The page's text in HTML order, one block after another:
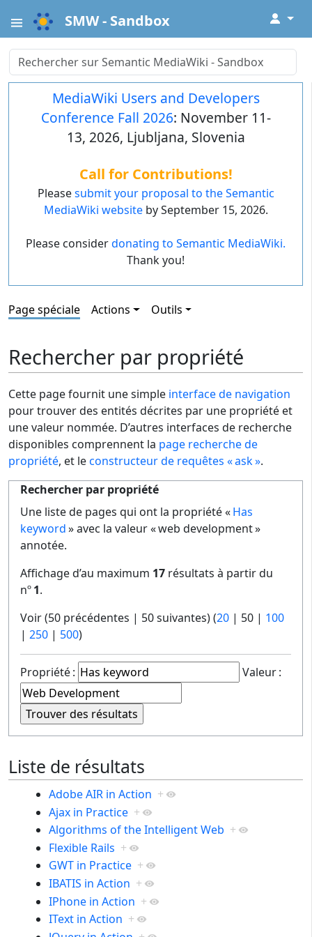
SMW - Sandbox ↓
MediaWiki Users and Developers
Conference Fall 2026: November 11-
13, 2026, Ljubljana, Slovenia
Call for Contributions!
Pleasesubmit your proposal to the Semantic
MediaWiki websiteby September 15, 2026.
Please considerdonating to Semantic MediaWiki.
Thank you!
Page spéciale Actions Outils
Rechercher par propriété
Cette page fournit une simple interface de navigation
pour trouver des entités décrites par une propriété et
une valeur nommée. D’autres interfaces de recherche
disponibles comprennent la page recherche de
propriété, et leconstructeur de requêtes « ask ».
Rechercher par propriété
Une liste de pages qui ont la propriété «Has
keyword» avec la valeur « web development »
annotée.
Affichage d’au maximum 17 résultats à partir du
nº1.
Voir (50 précédentes | 50 suivantes) (20 | 50 | 100
| 250 | 500)
Propriété : Valeur :
Liste de résultats
Adobe AIR in Action +
Ajax in Practice +
Algorithms of the Intelligent Web +
Flexible Rails +
GWT in Practice +
IBATIS in Action +
IPhone in Action +
IText in Action +